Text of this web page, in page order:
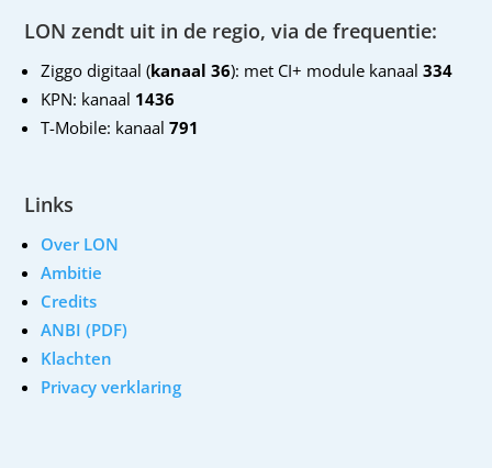
LON zendt uit in de regio, via de frequentie:
Ziggo digitaal (kanaal 36): met CI+ module kanaal 334
KPN: kanaal 1436
T-Mobile: kanaal791
Links
Over LON
Ambitie
Credits
ANBI (PDF)
Klachten
Privacy verklaring